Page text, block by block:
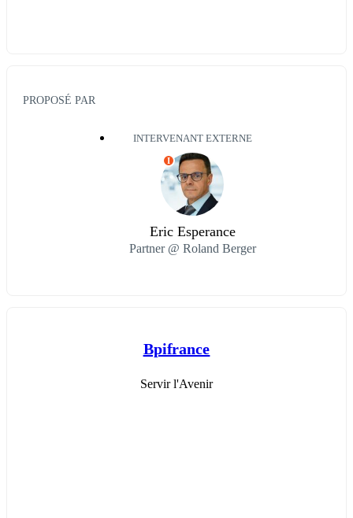
PROPOSÉ PAR
INTERVENANT EXTERNE
I
Eric Esperance
Partner @ Roland Berger
Bpifrance
Servir l'Avenir